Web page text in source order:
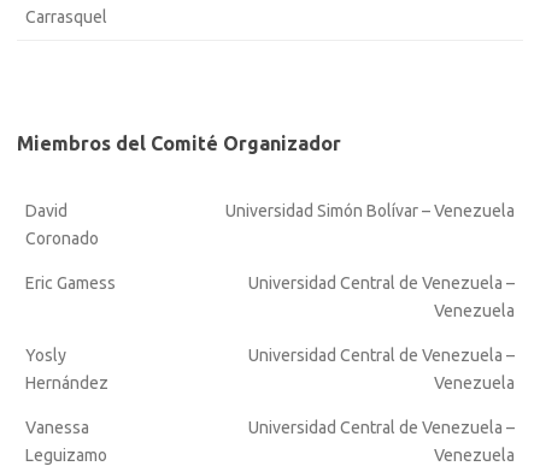
Carrasquel
Miembros del Comité Organizador
David
Coronado
Universidad Simón Bolívar – Venezuela
Eric Gamess
Universidad Central de Venezuela –
Venezuela
Yosly
Hernández
Universidad Central de Venezuela –
Venezuela
Vanessa
Leguizamo
Universidad Central de Venezuela –
Venezuela